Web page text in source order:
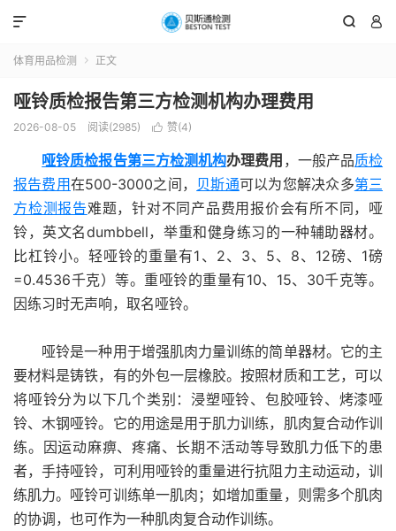
 

体育用品检测  正文
哑铃质检报告第三方检测机构办理费用
2026-08-05 阅读(2985)  赞(4)
哑铃质检报告第三方检测机构办理费用 ，一般产品质检
报告费用在500-3000之间， 贝斯通可以为您解决众多第三
方检测报告难题，针对不同产品费用报价会有所不同，哑
铃，英文名dumbbell，举重和健身练习的一种辅助器材。
比杠铃小。轻哑铃的重量有1、2、3、5、8、12磅、1磅
=0.4536千克）等。重哑铃的重量有10、15、30千克等。
因练习时无声响，取名哑铃。
哑铃是一种用于增强肌肉力量训练的简单器材。它的主
要材料是铸铁，有的外包一层橡胶。按照材质和工艺，可以
将哑铃分为以下几个类别：浸塑哑铃、包胶哑铃、烤漆哑
铃、木钢哑铃。它的用途是用于肌力训练，肌肉复合动作训
练。因运动麻痹、疼痛、长期不活动等导致肌力低下的患
者，手持哑铃，可利用哑铃的重量进行抗阻力主动运动，训
练肌力。哑铃可训练单一肌肉；如增加重量，则需多个肌肉
的协调，也可作为一种肌肉复合动作训练。